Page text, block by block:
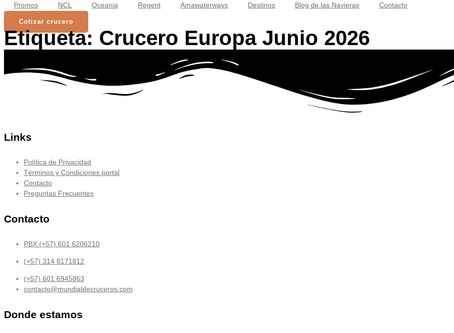
Promos NCL Oceania Regent Amawaterways Destinos Blog de las Navieras Contacto
Cotizar crucero
Etiqueta: Crucero Europa Junio 2026
Links
Política de Privacidad
Términos y Condiciones portal
Contacto
Preguntas Frecuentes
Contacto
PBX (+57) 601 6206210
(+57) 314 8171812
(+57) 601 6945863
contacto@mundialdecruceros.com
Donde estamos